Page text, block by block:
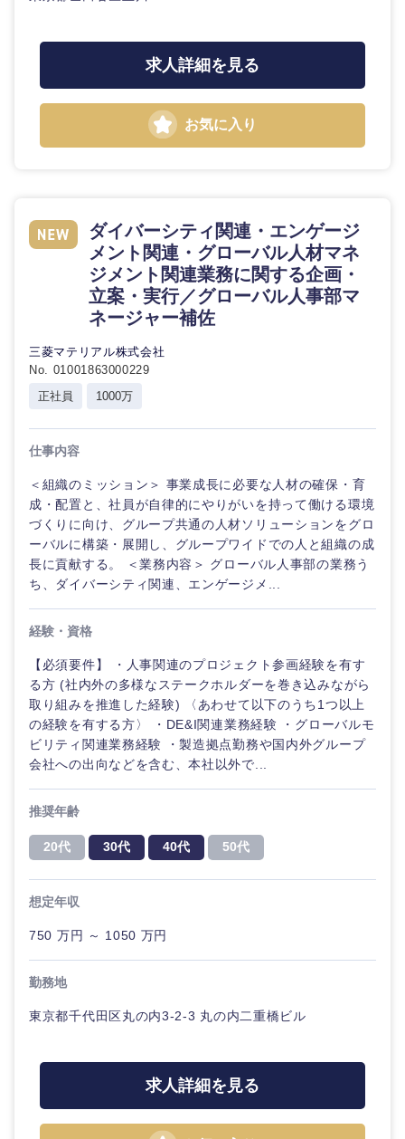
福岡県 佐賀県
長崎県
大分県
求人詳細を見る
お気に入り
ダイバーシティ関連・エンゲージ
メント関連・グローバル人材マネ
ジメント関連業務に関する企画・
立案・実行／グローバル人事部マ
ネージャー補佐
三菱マテリアル株式会社
No. 01001863000229
正社員
1000万
仕事内容
＜組織のミッション＞ 事業成長に必要な人材の確保・育
成・配置と、社員が自律的にやりがいを持って働ける環境
づくりに向け、グループ共通の人材ソリューションをグロ
ーバルに構築・展開し、グループワイドでの人と組織の成
長に貢献する。 ＜業務内容＞ グローバル人事部の業務う
ち、ダイバーシティ関連、エンゲージメ...
経験・資格
【必須要件】 ・人事関連のプロジェクト参画経験を有す
る方 (社内外の多様なステークホルダーを巻き込みながら
取り組みを推進した経験) 〈あわせて以下のうち1つ以上
の経験を有する方〉 ・DE&I関連業務経験 ・グローバルモ
ビリティ関連業務経験 ・製造拠点勤務や国内外グループ
会社への出向などを含む、本社以外で...
推奨年齢
20代 30代 40代 50代
想定年収
750 万円 ～ 1050 万円
勤務地
東京都千代田区丸の内3-2-3 丸の内二重橋ビル
求人詳細を見る